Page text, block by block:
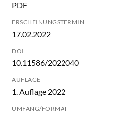
PDF
ERSCHEINUNGSTERMIN
17.02.2022
DOI
10.11586/2022040
AUFLAGE
1. Auflage 2022
UMFANG/FORMAT